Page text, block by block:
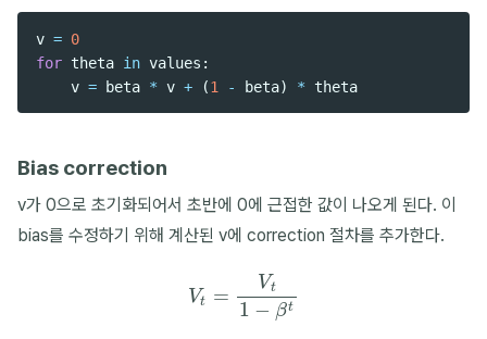
v = 0
for theta in values :
v = beta * v + (1 - beta) * theta
Bias correction
v가 0으로 초기화되어서 초반에 0에 근접한 값이 나오게 된다. 이
bias를 수정하기 위해 계산된 v에 correction 절차를 추가한다.
−β